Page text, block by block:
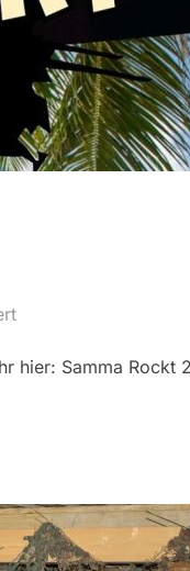
hier: Samma Rockt